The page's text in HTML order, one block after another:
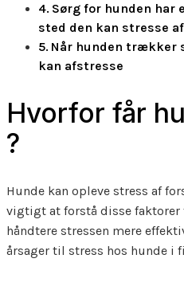
Sørg for hunden har
sted den kan stresse af
Når hunden trækker
kan afstresse
Hvorfor får
?
Hunde kan opleve stress af
vigtigt at forstå disse
håndtere stressen mere
årsager til stress hos hunde i